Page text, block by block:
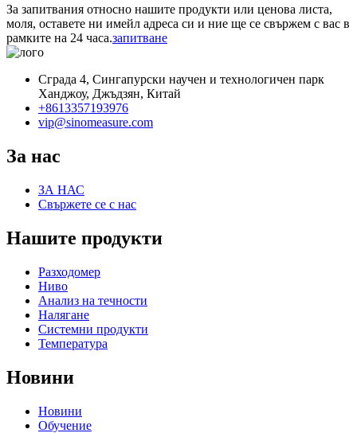
За запитвания относно нашите продукти или ценова листа,
моля, оставете ни имейл адреса си и ние ще се свържем с вас в
рамките на 24 часа.запитване
Сграда 4, Сингапурски научен и технологичен парк
Ханджоу, Джъдзян, Китай
+8613357193976
vip@sinomeasure.com
За нас
ЗА НАС
Свържете се с нас
Нашите продукти
Разходомер
Ниво
Анализ на течности
Налягане
Системни продукти
Температура
Новини
Новини
Обучение